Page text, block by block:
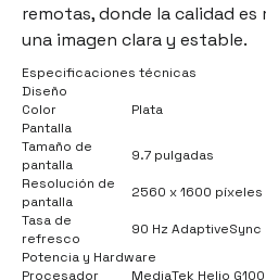
remotas, donde la calidad
una imagen clara y estable.
Especificaciones técnicas
Diseño
Color
Plata
Pantalla
Tamaño de
pantalla
9.7 pulgadas
Resolución de
pantalla
2560 x 1600 píxeles
Tasa de
refresco
90 Hz AdaptiveSync
Potencia y Hardware
Procesador
MediaTek Helio